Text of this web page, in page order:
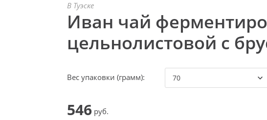
В Туэске
Иван чай
цельнолистовой с
Вес упаковки (грамм): 70
546 руб.